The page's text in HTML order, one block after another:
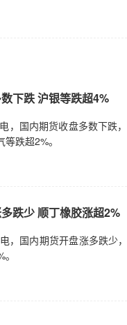
下跌 沪银等跌超4%
，国内期货收盘多数下跌
跌超2%。
跌少 顺丁橡胶涨超2%
，国内期货开盘涨多跌少